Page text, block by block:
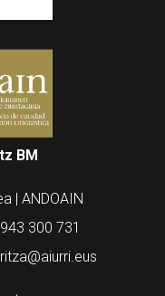
BM
| ANDOAIN
300 731